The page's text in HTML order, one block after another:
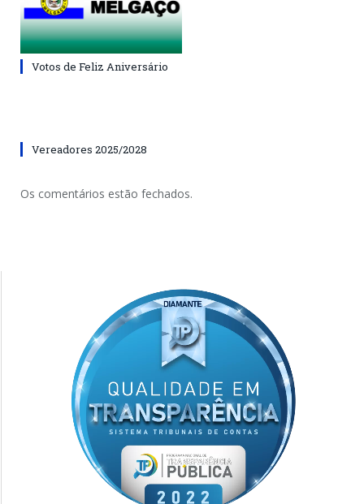
Votos de Feliz Aniversário
Vereadores 2025/2028
Os comentários estão fechados.